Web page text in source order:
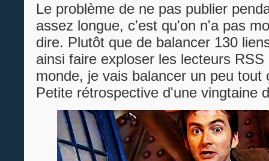
Le problème de ne pas publier
assez longue, c'est qu'on n'a pas
dire. Plutôt que de balancer 130
ainsi faire exploser les lecteurs RSS
monde, je vais balancer un peu tout
Petite rétrospective d'une vingtaine